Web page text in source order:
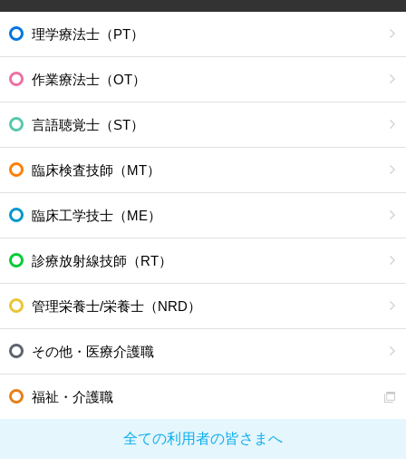
理学療法士（PT）
作業療法士（OT）
言語聴覚士（ST）
臨床検査技師（MT）
臨床工学技士（ME）
診療放射線技師（RT）
管理栄養士/栄養士（NRD）
その他・医療介護職
福祉・介護職
全ての利用者の皆さまへ